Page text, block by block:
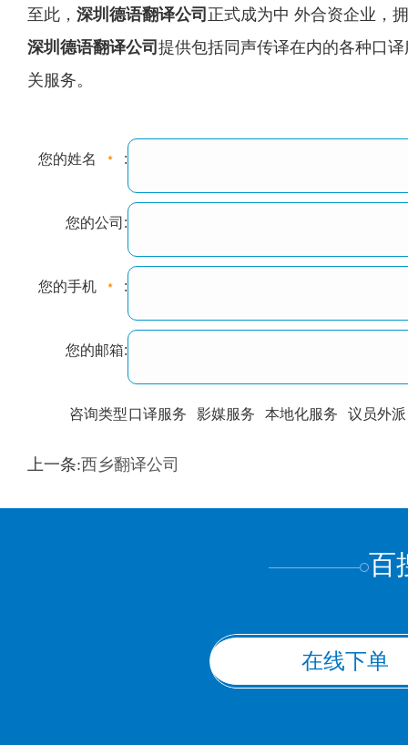
至此， 深圳德语翻译公司 正式成为中 外合资企业，
深圳德语翻译公司 提供包括同声传译在内的各种口
关服务。
您的姓名 :
您的公司:
您的手机 :
您的邮箱:
咨询类型口译服务 影媒服务 本地化服务 议员外派
训翻译
上一条:西乡翻译公司
百
在线下单